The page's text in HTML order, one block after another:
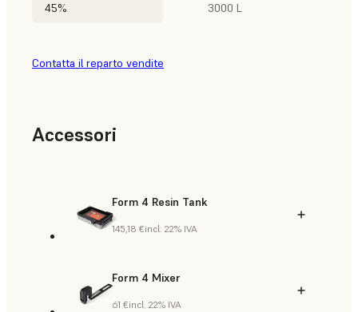
45% 3000 L
Contatta il reparto vendite
Accessori
Form 4 Resin Tank
145,18 €incl. 22% IVA
Form 4 Mixer
61 €incl. 22% IVA